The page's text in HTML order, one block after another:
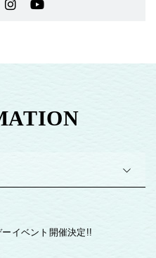
イベント開催決定!!